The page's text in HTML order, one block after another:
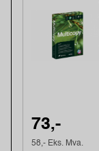
73,-
58,- Eks. Mva.